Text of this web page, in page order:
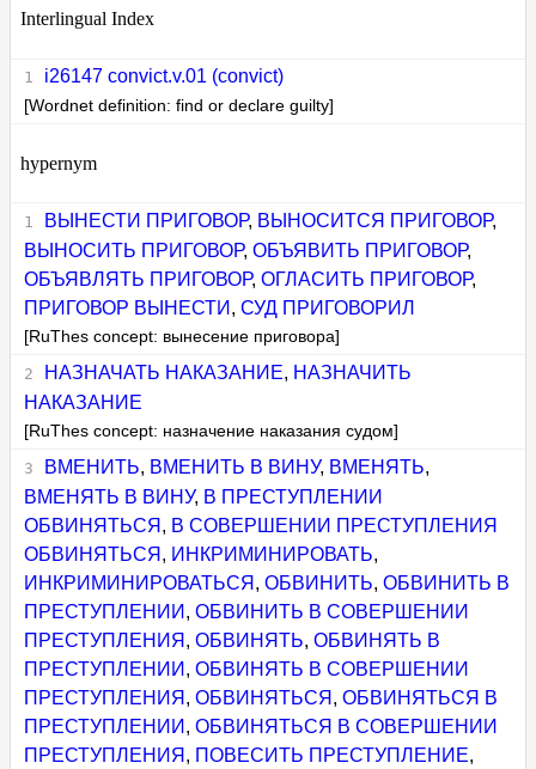
Interlingual Index
i26147 convict.v.01 (convict)
[Wordnet definition: find or declare guilty]
hypernym
ВЫНЕСТИ ПРИГОВОР, ВЫНОСИТСЯ ПРИГОВОР,
ВЫНОСИТЬ ПРИГОВОР,ОБЪЯВИТЬ ПРИГОВОР,
ОБЪЯВЛЯТЬ ПРИГОВОР,ОГЛАСИТЬ ПРИГОВОР,
ПРИГОВОР ВЫНЕСТИ ,СУД ПРИГОВОРИЛ
[RuThes concept: вынесение приговора]
НАЗНАЧАТЬ НАКАЗАНИЕ, НАЗНАЧИТЬ
НАКАЗАНИЕ
[RuThes concept: назначение наказания судом]
ВМЕНИТЬ, ВМЕНИТЬ В ВИНУ, ВМЕНЯТЬ,
ВМЕНЯТЬ В ВИНУ, В ПРЕСТУПЛЕНИИ
ОБВИНЯТЬСЯ , В СОВЕРШЕНИИ ПРЕСТУПЛЕНИЯ
ОБВИНЯТЬСЯ , ИНКРИМИНИРОВАТЬ,
ИНКРИМИНИРОВАТЬСЯ ,ОБВИНИТЬ,ОБВИНИТЬ В
ПРЕСТУПЛЕНИИ ,ОБВИНИТЬ В СОВЕРШЕНИИ
ПРЕСТУПЛЕНИЯ ,ОБВИНЯТЬ,ОБВИНЯТЬ В
ПРЕСТУПЛЕНИИ ,ОБВИНЯТЬ В СОВЕРШЕНИИ
ПРЕСТУПЛЕНИЯ ,ОБВИНЯТЬСЯ ,ОБВИНЯТЬСЯ В
ПРЕСТУПЛЕНИИ ,ОБВИНЯТЬСЯ В СОВЕРШЕНИИ
ПРЕСТУПЛЕНИЯ , ПОВЕСИТЬ ПРЕСТУПЛЕНИЕ,